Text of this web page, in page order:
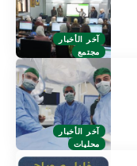
آخر الأخبار
مجتمع
آخر الأخبار
محليات